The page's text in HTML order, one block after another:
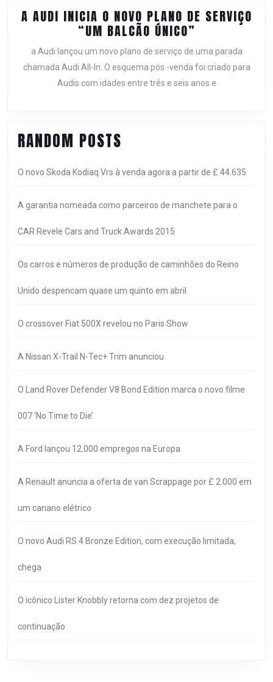
O
DESIGN
DE
ALTA
ESPECIFICAÇÃO
A AUDI INICIA O NOVO PLANO DE SERVIÇO
“UM BALCÃO ÚNICO”
AUDI
INICIA
O
NOVO
ÚNICO”
a Audi lançou um novo plano de serviço de uma parada
chamada Audi All-In. O esquema pós -venda foi criado para
Audis com idades entre três e seis anos e
RANDOM POSTS
O novo Skoda Kodiaq Vrs à venda agora a partir de £ 44.635
A garantia nomeada como parceiros de manchete para o
CAR Revele Cars and Truck Awards 2015
Os carros e números de produção de caminhões do Reino
Unido despencam quase um quinto em abril
O crossover Fiat 500X revelou no Paris Show
A Nissan X-Trail N-Tec+ Trim anunciou
O Land Rover Defender V8 Bond Edition marca o novo filme
007 ‘No Time to Die’
A Ford lançou 12.000 empregos na Europa
A Renault anuncia a oferta de van Scrappage por £ 2.000 em
um canano elétrico
O novo Audi RS 4 Bronze Edition, com execução limitada,
chega
O icônico Lister Knobbly retorna com dez projetos de
continuação